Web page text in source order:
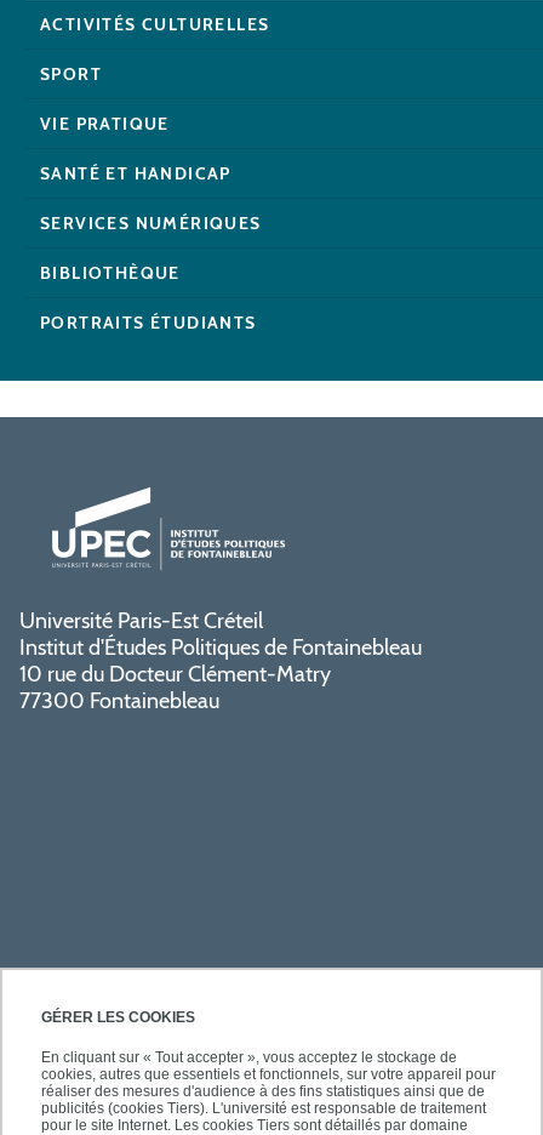
GÉRER LES COOKIES
En cliquant sur « Tout accepter », vous acceptez le stockage de
cookies, autres que essentiels et fonctionnels, sur votre appareil pour
réaliser des mesures d'audience à des fins statistiques ainsi que de
publicités (cookies Tiers). L'université est responsable de traitement
pour le site Internet. Les cookies Tiers sont détaillés par domaine
ACTIVITÉS CULTURELLES
SPORT
VIE PRATIQUE
SANTÉ ET HANDICAP
SERVICES NUMÉRIQUES
BIBLIOTHÈQUE
PORTRAITS ÉTUDIANTS
Université Paris-Est Créteil
Institut d'Études Politiques de Fontainebleau
10 rue du Docteur Clément-Matry
77300 Fontainebleau
PRATIQUE
ACCÈS RAPIDES